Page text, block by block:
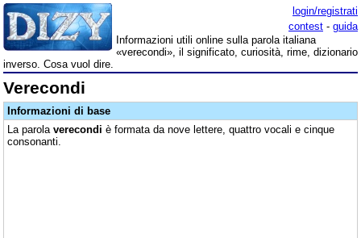
login/registrati
contest - guida
Informazioni utili online sulla parola italiana
«verecondi», il significato, curiosità, rime, dizionario
inverso. Cosa vuol dire.
Verecondi
Informazioni di base
La parola verecondi è formata da nove lettere, quattro vocali e cinque
consonanti.